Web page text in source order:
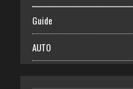
Guide
AUTO